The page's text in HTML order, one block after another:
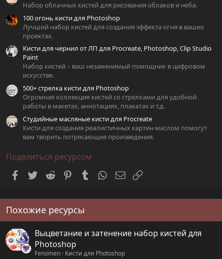
Набор облачных кистей для рисования облаков и неба.
100 огонь кисти для Photoshop
Лучший набор кистей для создания эффекта огня в ваших
проектах.
Кисти для чернил от ЛП для Procreate, Photoshop, Clip Studio
Paint
Набор кистей – ваш незаменимый помощник в цифровом
искусстве.
500+ стрелка кисти для Photoshop
Огромная коллекция кистей со стрелками для удобной
работы в макетах, аннотациях, плакатах и т.д.
Студийные масляные кисти для Procreate
Кисти для создания реалистичных картин маслом помогут
вам творить потрясающие произведения.
Поделиться ресурсом
Facebook
Twitter Reddit PinterestTumblrWhatsAppЭлектронная почта
Похожие ресурсы
Выцветание и затенение набор кистей для
Photoshop
Fenomen Кисти для Photoshop